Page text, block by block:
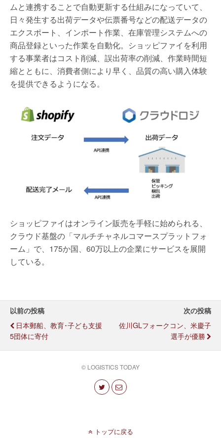
ムと連携することで自動更新する仕組みになっていて、
日々発生する出荷データや伝票番号などの配送データの
エクスポート、インポート作業、在庫管理システムへの
商品登録といった作業を自動化。ショッピファイを利用
する事業者はコスト削減、誤出荷率の削減、作業時間短
縮とともに、消費者側により早く、品質の高い購入体験
を提供できるようになる。
ショッピファイはオンライン販売を手軽に始められる、
クラウド基盤の「マルチチャネルコマースプラットフォ
ーム」で、175か国、60万以上の企業にサービスを展開
している。
以前の投稿
日本郵船、教育･子ども支援
5団体に寄付
次の投稿
佐川GLフォークコン、米慶子
選手が優勝
© LOGISTICS TODAY
トップに戻る